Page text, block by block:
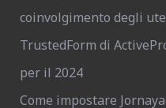
coinvolgimento degli
TrustedForm di
per il 2024
Come impostare